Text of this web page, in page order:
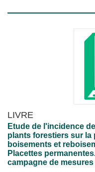
LIVRE
Etude de l'incidence
plants forestiers sur la
boisements et
Placettes
campagne de mesures